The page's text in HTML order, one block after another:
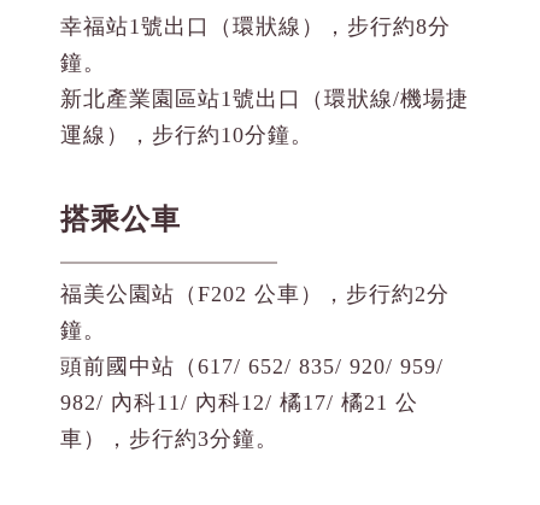
幸福站1號出口（環狀線），步行約8分
鐘。
新北產業園區站1號出口（環狀線/機場捷
運線），步行約10分鐘。
搭乘公車
福美公園站（F202 公車），步行約2分
鐘。
頭前國中站（617/ 652/ 835/ 920/ 959/
982/ 內科11/ 內科12/ 橘17/ 橘21 公
車），步行約3分鐘。